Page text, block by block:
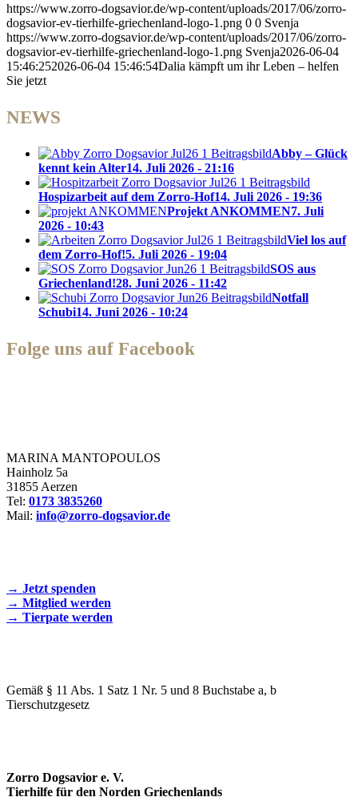
https://www.zorro-dogsavior.de/wp-content/uploads/2017/06/zorro-
dogsavior-ev-tierhilfe-griechenland-logo-1.png 0 0 Svenja
https://www.zorro-dogsavior.de/wp-content/uploads/2017/06/zorro-
dogsavior-ev-tierhilfe-griechenland-logo-1.png Svenja2026-06-04
15:46:252026-06-04 15:46:54Dalia kämpft um ihr Leben – helfen
Sie jetzt
NEWS
Abby – Glück
kennt kein Alter14. Juli 2026 - 21:16
Hospizarbeit auf dem Zorro-Hof14. Juli 2026 - 19:36
Projekt ANKOMMEN7. Juli
2026 - 10:43
Viel los auf
dem Zorro-Hof!5. Juli 2026 - 19:04
SOS aus
Griechenland!28. Juni 2026 - 11:42
Notfall
Schubi14. Juni 2026 - 10:24
Folge uns auf Facebook
MARINA MANTOPOULOS
Hainholz 5a
31855 Aerzen
Tel: 0173 3835260
Mail: info@zorro-dogsavior.de
→ Jetzt spenden
→ Mitglied werden
→ Tierpate werden
Gemäß § 11 Abs. 1 Satz 1 Nr. 5 und 8 Buchstabe a, b
Tierschutzgesetz
Zorro Dogsavior e. V.
Tierhilfe für den Norden Griechenlands